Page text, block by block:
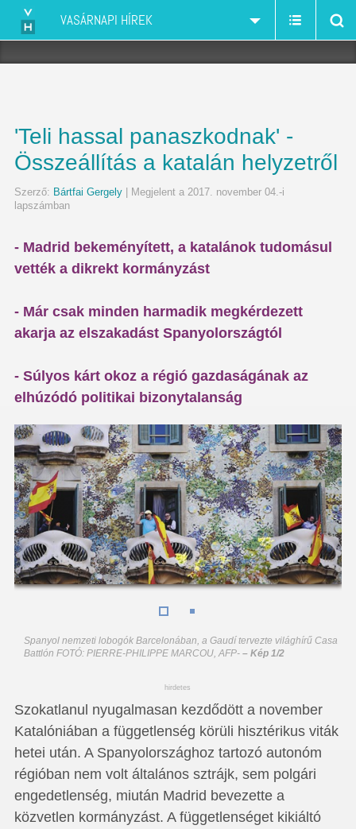
VASÁRNAPI HÍREK
'Teli hassal panaszkodnak' -
Összeállítás a katalán helyzetről
Szerző: Bártfai Gergely| Megjelent a 2017. november 04.-i
lapszámban
- Madrid bekeményített, a katalánok tudomásul
vették a dikrekt kormányzást
- Már csak minden harmadik megkérdezett
akarja az elszakadást Spanyolországtól
- Súlyos kárt okoz a régió gazdaságának az
elhúzódó politikai bizonytalanság
Spanyol nemzeti lobogók Barcelonában, a Gaudí tervezte világhírű Casa
Battlón FOTÓ: PIERRE-PHILIPPE MARCOU, AFP-– Kép 1/2
hirdetes
Szokatlanul nyugalmasan kezdődött a november
Katalóniában a függetlenség körüli hisztérikus viták
hetei után. A Spanyolországhoz tartozó autonóm
régióban nem volt általános sztrájk, sem polgári
engedetlenség, miután Madrid bevezette a
közvetlen kormányzást. A függetlenséget kikiáltó